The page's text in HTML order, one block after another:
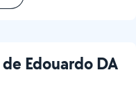
Edouardo DA